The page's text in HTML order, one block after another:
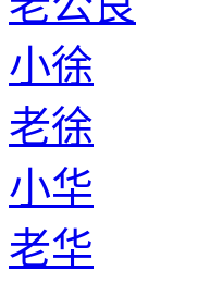
小徐
老徐
小华
老华